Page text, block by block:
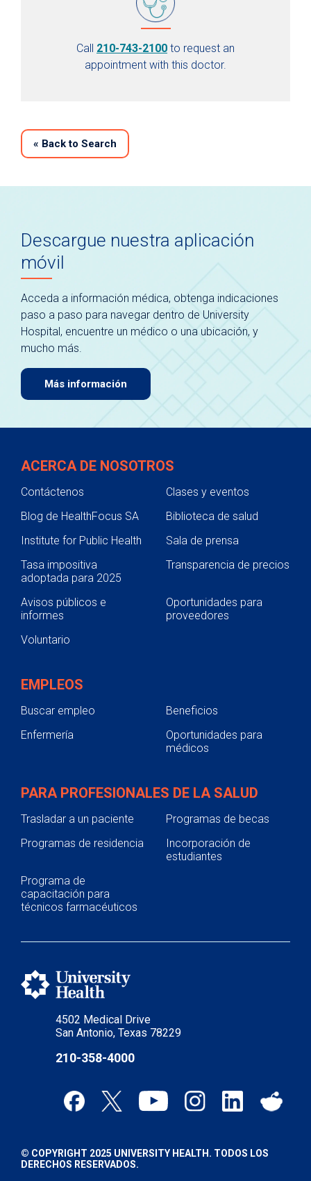
Call 210-743-2100 to request an
appointment with this doctor.
« Back to Search
Descargue nuestra aplicación
móvil
Acceda a información médica, obtenga indicaciones
paso a paso para navegar dentro de University
Hospital, encuentre un médico o una ubicación, y
mucho más.
Más información
4502 Medical Drive
San Antonio, Texas 78229
210-358-4000
ACERCA DE NOSOTROS
Contáctenos
Clases y eventos
Blog de HealthFocus SA
Biblioteca de salud
Institute for Public Health
Sala de prensa
Tasa impositiva
adoptada para 2025
Transparencia de precios
Avisos públicos e
informes
Oportunidades para
proveedores
Voluntario
EMPLEOS
Buscar empleo
Beneficios
Enfermería
Oportunidades para
médicos
PARA PROFESIONALES DE LA SALUD
Trasladar a un paciente
Programas de becas
Programas de residencia
Incorporación de
estudiantes
Programa de
capacitación para
técnicos farmacéuticos
© COPYRIGHT 2025 UNIVERSITY HEALTH. TODOS LOS
DERECHOS RESERVADOS.